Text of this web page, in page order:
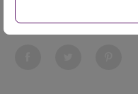
Udostępnij